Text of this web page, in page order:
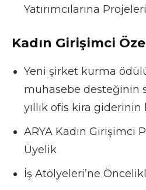
Yatırımcılarına
Kadın Girişimci
Yeni şirket kurma
muhasebe desteğinin
yıllık ofis kira giderinin
ARYA Kadın Girişimci
Üyelik
İş Atölyeleri’ne